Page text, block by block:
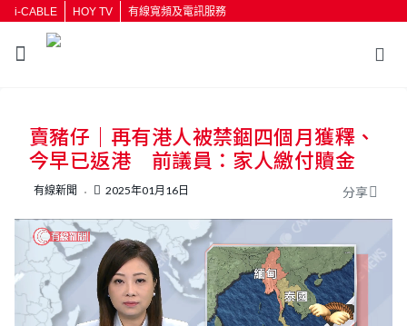
i-CABLE HOY TV 有線寬頻及電訊服務
按輸入鍵開始搜尋
賣豬仔｜再有港人被禁錮四個月獲釋、
今早已返港 前議員：家人繳付贖金
有線新聞 2025年01月16日 分享